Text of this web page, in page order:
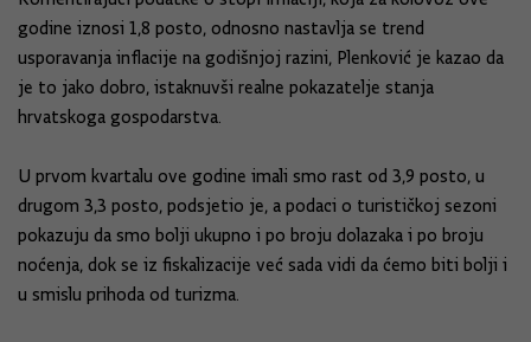
godine iznosi 1,8 posto, odnosno nastavlja se trend
usporavanja inflacije na godišnjoj razini, Plenković je kazao da
je to jako dobro, istaknuvši realne pokazatelje stanja
hrvatskoga gospodarstva.
U prvom kvartalu ove godine imali smo rast od 3,9 posto, u
drugom 3,3 posto, podsjetio je, a podaci o turističkoj sezoni
pokazuju da smo bolji ukupno i po broju dolazaka i po broju
noćenja, dok se iz fiskalizacije već sada vidi da ćemo biti bolji i
u smislu prihoda od turizma.